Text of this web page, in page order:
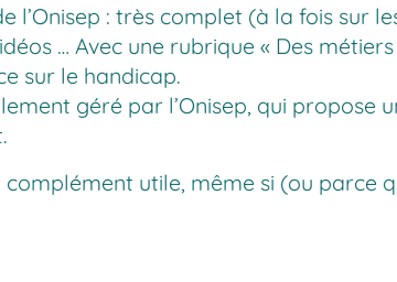
l’Onisep : très complet (à la fois sur
… Avec une rubrique « Des
sur le handicap.
géré par l’Onisep, qui propose
utile, même si (ou parce